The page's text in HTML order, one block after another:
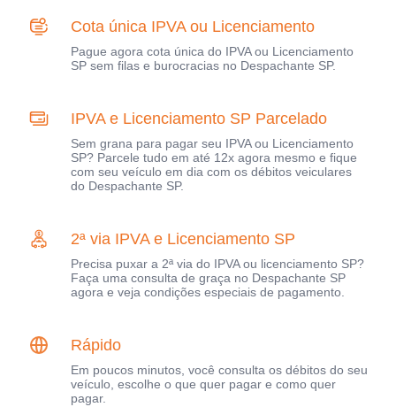
Cota única IPVA ou Licenciamento
Pague agora cota única do IPVA ou Licenciamento
SP sem filas e burocracias no Despachante SP.
IPVA e Licenciamento SP Parcelado
Sem grana para pagar seu IPVA ou Licenciamento
SP? Parcele tudo em até 12x agora mesmo e fique
com seu veículo em dia com os débitos veiculares
do Despachante SP.
2ª via IPVA e Licenciamento SP
Precisa puxar a 2ª via do IPVA ou licenciamento SP?
Faça uma consulta de graça no Despachante SP
agora e veja condições especiais de pagamento.
Rápido
Em poucos minutos, você consulta os débitos do seu
veículo, escolhe o que quer pagar e como quer
pagar.